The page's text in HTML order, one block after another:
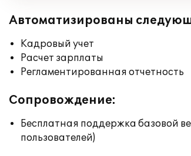
Автоматизированы
Кадровый учет
Расчет зарплаты
Регламентированная отчетность
Сопровождение:
Бесплатная поддержка базовой
пользователей)